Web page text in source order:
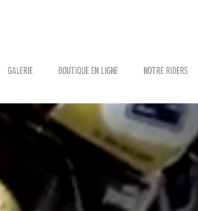
GALERIE BOUTIQUE EN LIGNE NOTRE RIDERS